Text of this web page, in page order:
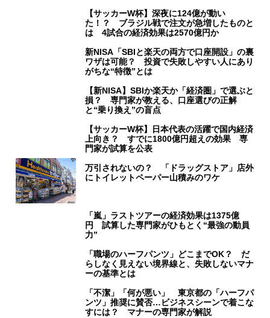
【サッカーW杯】深夜に124億が動い
た！？ ブラジル戦で注文が急増したものと
は 4試合の経済効果は2570億円か
新NISA「SBIと楽天の両方で口座開設」の裏
ワザは可能？ 投資で失敗しやすい人にあり
がちな“特徴”とは
【新NISA】SBIか楽天か「経済圏」で選ぶと
損？ 専門家が教える、口座選びの正解
と“乗り換え”の盲点
【サッカーW杯】日本代表の活躍で国内経済
上向き？ すでに1800億円超えの効果 専
門家が試算を公表
万引されないの？ 「ドラッグストア」店外
にトイレットペーパー山積みのワケ
「嵐」ラストツアーの経済効果は1375億
円 試算した専門家がひもとく“最強の動員
力”
「職場のハーフパンツ」どこまでOK？ だ
らしなく見えない境界線と、失敗しないマナ
ーの基準とは
「不潔」「何が悪い」 東京都の「ハーフパ
ンツ」推奨に賛否…ビジネスシーンで着こな
すには？ マナーの専門家が解説